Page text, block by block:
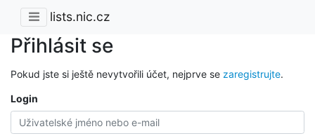
lists.nic.cz
Přihlásit se
Pokud jste si ještě nevytvořili účet, nejprve se zaregistrujte.
Login